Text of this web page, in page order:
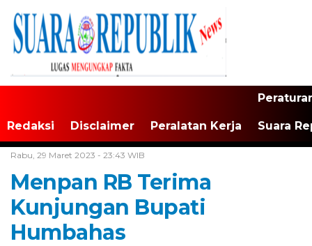
Redaksi Disclaimer Peralatan Kerja Suara
Rabu, 29 Maret 2023 - 23:43 WIB
Menpan RB Terima
Kunjungan Bupati
Humbahas